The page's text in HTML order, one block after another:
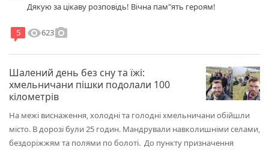
Дякую за цікаву розповідь! Вічна пам"ять героям!
5 visibility623photo_camera
Шалений день без сну та їжі:
хмельничани пішки подолали 100
кілометрів
На межі виснаження, холодні та голодні хмельничани обійшли
місто. В дорозі були 25 годин. Мандрували навколишніми селами,
бездоріжжям та полями по болоті. До пункту призначення